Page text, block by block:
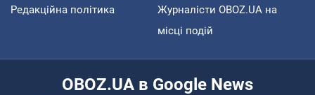
Редакційна політика
Журналісти OBOZ.UA на
місці подій
OBOZ.UA в Google News